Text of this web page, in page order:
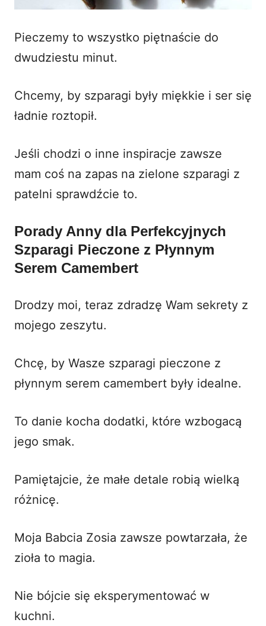
Pieczemy to wszystko piętnaście do
dwudziestu minut.
Chcemy, by szparagi były miękkie i ser się
ładnie roztopił.
Jeśli chodzi o inne inspiracje zawsze
mam coś na zapas na zielone szparagi z
patelni sprawdźcie to.
Porady Anny dla Perfekcyjnych
Szparagi Pieczone z Płynnym
Serem Camembert
Drodzy moi, teraz zdradzę Wam sekrety z
mojego zeszytu.
Chcę, by Wasze szparagi pieczone z
płynnym serem camembert były idealne.
To danie kocha dodatki, które wzbogacą
jego smak.
Pamiętajcie, że małe detale robią wielką
różnicę.
Moja Babcia Zosia zawsze powtarzała, że
zioła to magia.
Nie bójcie się eksperymentować w
kuchni.